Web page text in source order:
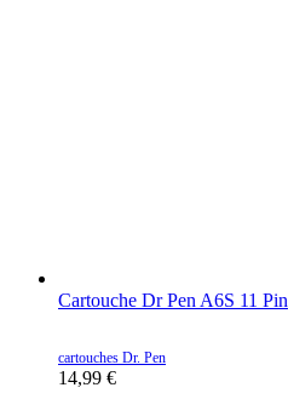
Cartouche Dr Pen A6S 11 Pin
cartouches Dr. Pen
14,99 €